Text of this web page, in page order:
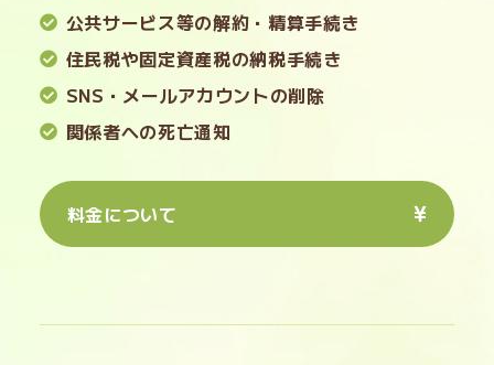
公共サービス等の解約・精算手続き
住民税や固定資産税の納税手続き
SNS・メールアカウントの削除
関係者への死亡通知
料金について